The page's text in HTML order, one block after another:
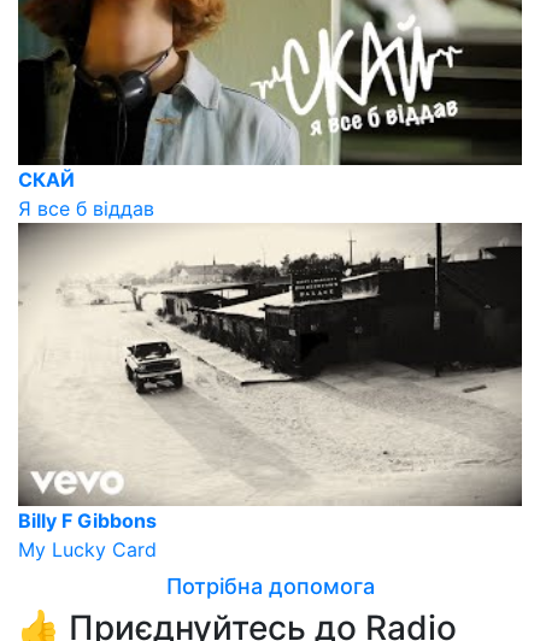
СКАЙ
Я все б віддав
Billy F Gibbons
My Lucky Card
Потрібна допомога
👍 Приєднуйтесь до Radio